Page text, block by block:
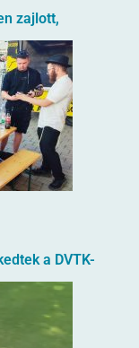
zajlott,
a DVTK-